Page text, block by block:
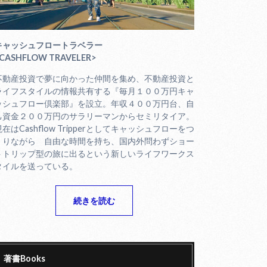
ャッシュフロートラベラー
TRAVELER>
動産投資で夢に向かった仲間を集め、不動産投資と
イフスタイルの情報共有する『毎月１００万円キャ
シュフロー倶楽部』を設立。年収４００万円台、自
資金２００万円のサラリーマンからセミリタイア。
在はCashflow Tripperとしてキャッシュフローをつ
りながら 自由な時間を持ち、国内外問わずショー
トリップ型の旅に出るという新しいライフワークス
イルを送っている。
続きを読む
著書Books